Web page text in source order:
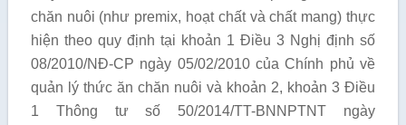
chăn nuôi (như premix, hoạt chất và chất mang) thực
hiện theo quy định tại khoản 1 Điều 3 Nghị định số
08/2010/NĐ-CP ngày 05/02/2010 của Chính phủ về
quản lý thức ăn chăn nuôi và khoản 2, khoản 3 Điều
1 Thông tư số 50/2014/TT-BNNPTNT ngày